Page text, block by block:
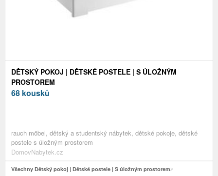
DĚTSKÝ POKOJ | DĚTSKÉ POSTELE | S ÚLOŽNÝM
PROSTOREM
68 kousků
rauch möbel, dětský a studentský nábytek, dětské pokoje, dětské
postele s úložným prostorem
DomovNabytek.cz
Všechny Dětský pokoj | Dětské postele | S úložným prostorem